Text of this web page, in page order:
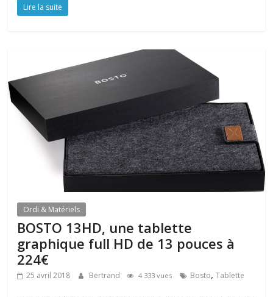
Lire la suite
Ordi & Matériels
BOSTO 13HD, une tablette
graphique full HD de 13 pouces à
224€
25 avril 2018 Bertrand 4 333 vues Bosto,Tablette